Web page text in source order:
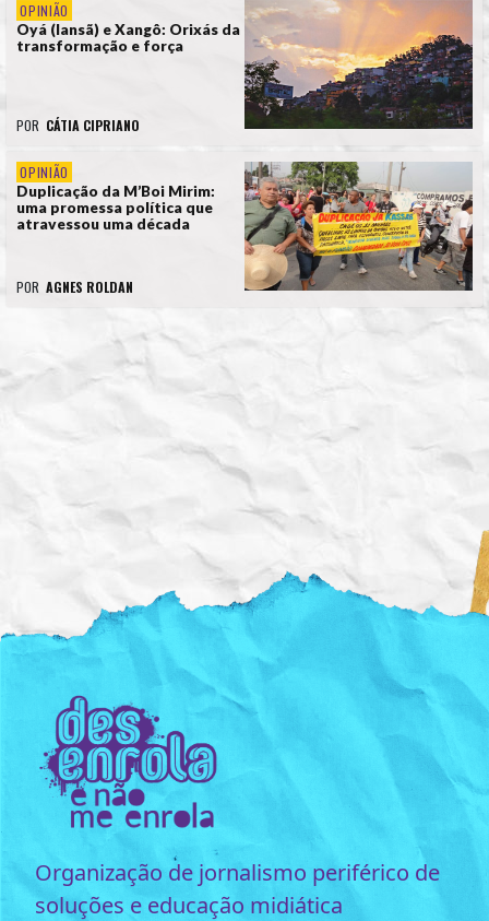
OPINIÃO
Oyá (Iansã) e Xangô: Orixás da
transformação e força
POR CÁTIA CIPRIANO
OPINIÃO
Duplicação da M’Boi Mirim:
uma promessa política que
atravessou uma década
POR AGNES ROLDAN
Organização de jornalismo periférico de
soluções e educação midiática